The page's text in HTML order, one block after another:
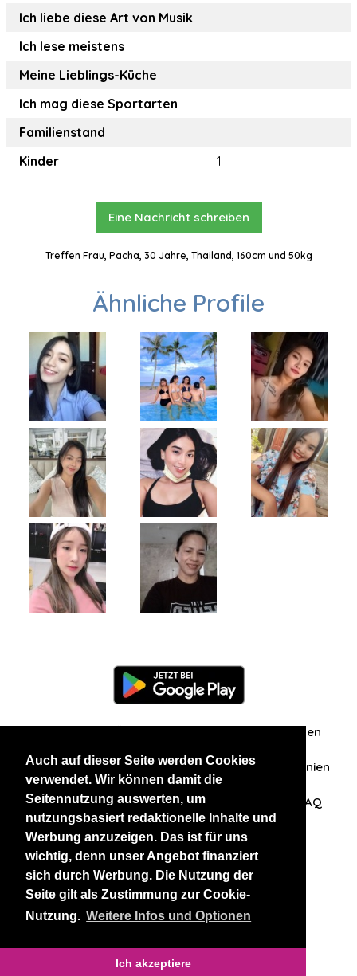
Auch auf dieser Seite werden Cookies
verwendet. Wir können damit die
Seitennutzung auswerten, um
nutzungsbasiert redaktionelle Inhalte und
Werbung anzuzeigen. Das ist für uns
wichtig, denn unser Angebot finanziert
sich durch Werbung. Die Nutzung der
Seite gilt als Zustimmung zur Cookie-
Nutzung. Weitere Infos und Optionen
Ich akzeptiere
Ich liebe diese Art von Musik
Ich lese meistens
Meine Lieblings-Küche
Ich mag diese Sportarten
Familienstand
Kinder
1
Eine Nachricht schreiben
Treffen Frau, Pacha, 30 Jahre, Thailand, 160cm und 50kg
Ähnliche Profile
Zuschriften/Erfahrungen
Datenschutzerklärung AGB Datenschutzrichtlinien
Nehmen Sie Kontakt mit uns auf FAQ
Unsere anderen Websites
BlackAndBeauties RussianKisses